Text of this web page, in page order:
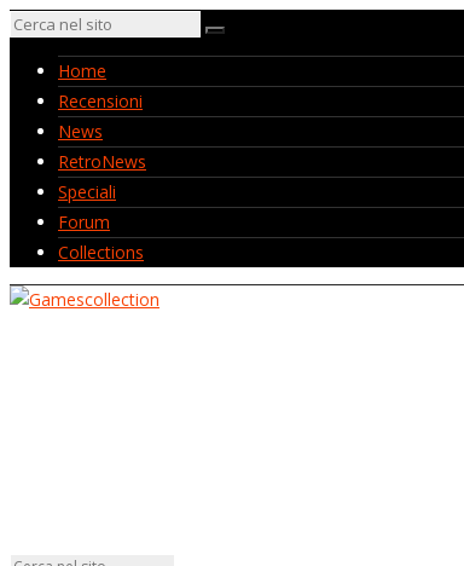
Home
Recensioni
News
RetroNews
Speciali
Forum
Collections